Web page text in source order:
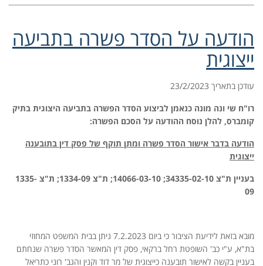
הודעה על הסדר פשרה בתביעה
ייצוגית
עודכן בתאריך 23/2/2023
רו"ח שי ונה מונה כנאמן לביצוע הסדר הפשרה בתביעה היצוגית בתיק
קומברס, להלן נוסח ההודעה על הסכם הפשרה:
הודעה בדבר אישור הסדר פשרה ומתן תוקף של פסק דין בתובענה
ייצוגית
בעניין ת"צ 34335-02-10; 14066-03-10; ת"צ 1334-09; ת"צ 1335-
09
מובא בזאת לידיעת הציבור כי ביום 7.2.2023 ניתן בבית המשפט המחוזי
בת"א, ע"י כב' השופטת רחל ברקאי, פסק דין המאשר הסדר פשרה שנחתם
בעניין בקשה לאישור תובענה כייצוגית של מר דוד וקנין והגב' רוני כתריאל